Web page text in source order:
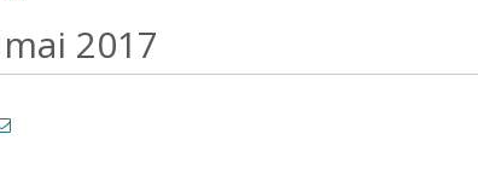
2017